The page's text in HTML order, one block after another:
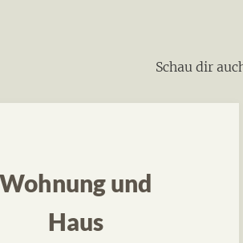
Schau dir
Wohnung und
Haus